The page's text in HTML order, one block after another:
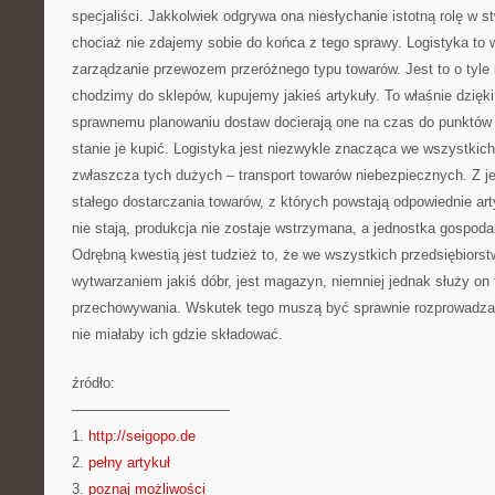
specjaliści. Jakkolwiek odgrywa ona niesłychanie istotną rolę w
chociaż nie zdajemy sobie do końca z tego sprawy. Logistyka to
zarządzanie przewozem przeróżnego typu towarów. Jest to o
chodzimy do sklepów, kupujemy jakieś artykuły. To właśnie
sprawnemu planowaniu dostaw docierają one na czas do
stanie je kupić. Logistyka jest niezwykle znacząca we
zwłaszcza tych dużych – transport towarów niebezpiecznych. Z
stałego dostarczania towarów, z których powstają odpowiednie
nie stają, produkcja nie zostaje wstrzymana, a jednostka
Odrębną kwestią jest tudzież to, że we wszystkich
wytwarzaniem jakiś dóbr, jest magazyn, niemniej jednak służy
przechowywania. Wskutek tego muszą być sprawnie
nie miałaby ich gdzie składować.
źródło:
———————————
1. http://seigopo.de
2. pełny artykuł
3. poznaj możliwości